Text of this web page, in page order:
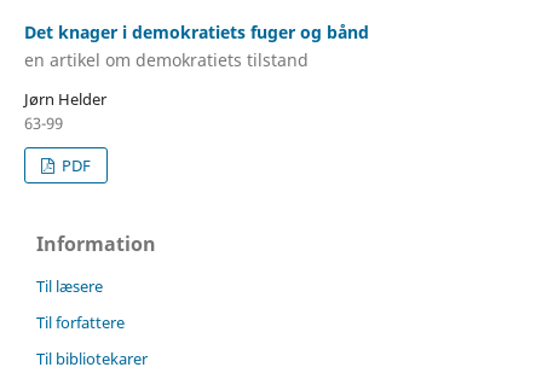
Det knager i demokratiets fuger og bånd
en artikel om demokratiets tilstand
Jørn Helder
63-99
PDF
Information
Til læsere
Til forfattere
Til bibliotekarer